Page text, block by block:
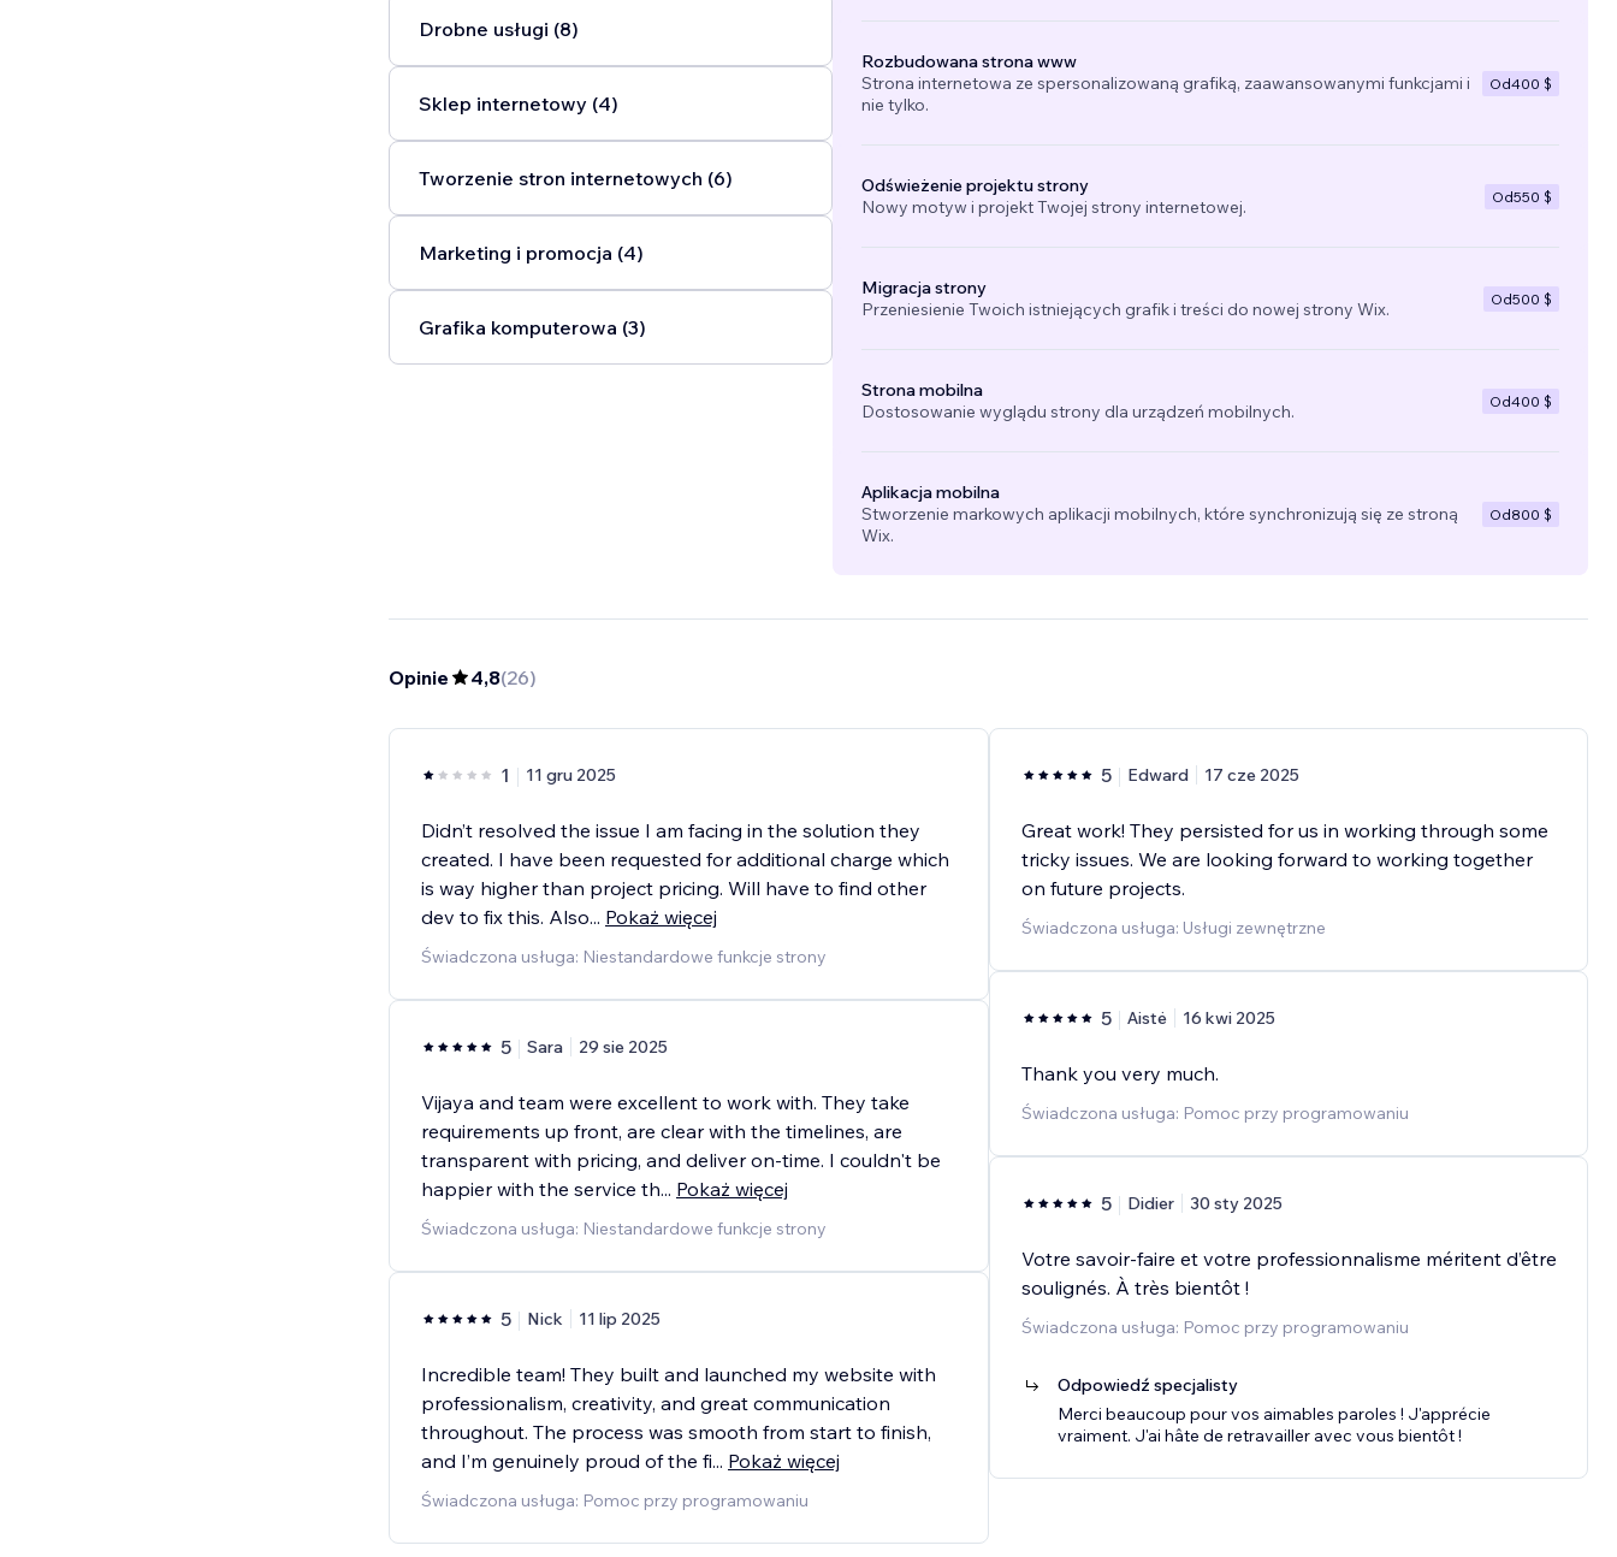
Drobne usługi (8)
Sklep internetowy (4)
Tworzenie stron internetowych (6)
Marketing i promocja (4)
Grafika komputerowa (3)
Rozbudowana strona www
Strona internetowa ze spersonalizowaną grafiką, zaawansowanymi funkcjami i
nie tylko.
Od400 $
Odświeżenie projektu strony
Nowy motyw i projekt Twojej strony internetowej.
Od550 $
Migracja strony
Przeniesienie Twoich istniejących grafik i treści do nowej strony Wix.
Od500 $
Strona mobilna
Dostosowanie wyglądu strony dla urządzeń mobilnych.
Od400 $
Aplikacja mobilna
Stworzenie markowych aplikacji mobilnych, które synchronizują się ze stroną
Wix.
Od800 $
Opinie 4,8(26)
1 11 gru 2025
Didn’t resolved the issue I am facing in the solution they
created. I have been requested for additional charge which
is way higher than project pricing. Will have to find other
dev to fix this. Also... Pokaż więcej
Świadczona usługa: Niestandardowe funkcje strony
5 Sara 29 sie 2025
Vijaya and team were excellent to work with. They take
requirements up front, are clear with the timelines, are
transparent with pricing, and deliver on-time. I couldn't be
happier with the service th... Pokaż więcej
Świadczona usługa: Niestandardowe funkcje strony
5 Nick 11 lip 2025
Incredible team! They built and launched my website with
professionalism, creativity, and great communication
throughout. The process was smooth from start to finish,
and I’m genuinely proud of the fi... Pokaż więcej
Świadczona usługa: Pomoc przy programowaniu
5 Edward 17 cze 2025
Great work! They persisted for us in working through some
tricky issues. We are looking forward to working together
on future projects.
Świadczona usługa: Usługi zewnętrzne
5 Aistė 16 kwi 2025
Thank you very much.
Świadczona usługa: Pomoc przy programowaniu
5 Didier 30 sty 2025
Votre savoir-faire et votre professionnalisme méritent d’être
soulignés. À très bientôt !
Świadczona usługa: Pomoc przy programowaniu
Odpowiedź specjalisty
Merci beaucoup pour vos aimables paroles ! J'apprécie
vraiment. J'ai hâte de retravailler avec vous bientôt !